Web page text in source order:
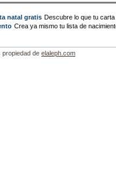
natal gratis Descubre lo que tu
Crea ya mismo tu lista de
propiedad de elaleph.com